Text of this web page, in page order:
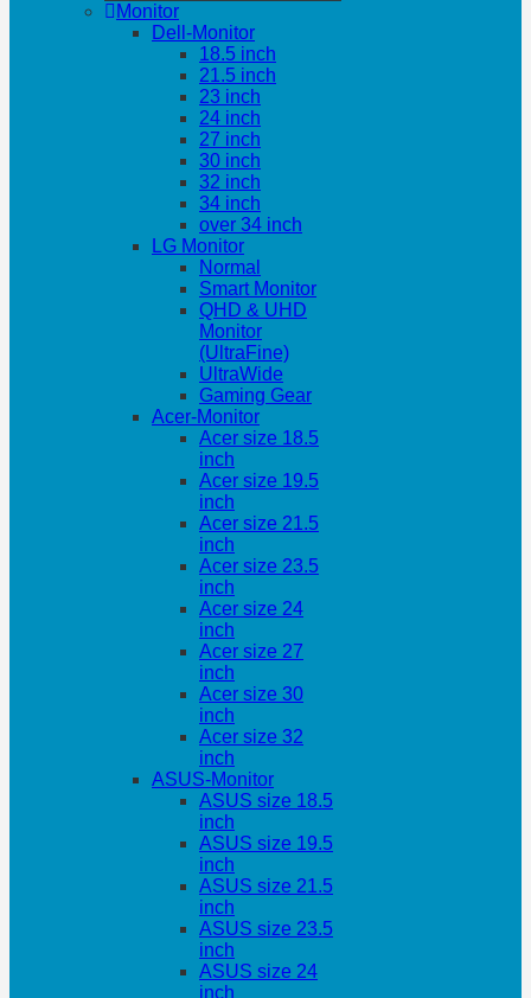
Monitor
Dell-Monitor
18.5 inch
21.5 inch
23 inch
24 inch
27 inch
30 inch
32 inch
34 inch
over 34 inch
LG Monitor
Normal
Smart Monitor
QHD & UHD
Monitor
(UltraFine)
UltraWide
Gaming Gear
Acer-Monitor
Acer size 18.5
inch
Acer size 19.5
inch
Acer size 21.5
inch
Acer size 23.5
inch
Acer size 24
inch
Acer size 27
inch
Acer size 30
inch
Acer size 32
inch
ASUS-Monitor
ASUS size 18.5
inch
ASUS size 19.5
inch
ASUS size 21.5
inch
ASUS size 23.5
inch
ASUS size 24
inch